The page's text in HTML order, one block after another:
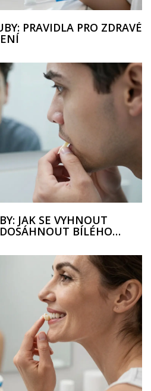
PRAVIDLA PRO ZDRAVÉ
JAK SE VYHNOUT
BÍLÉHO